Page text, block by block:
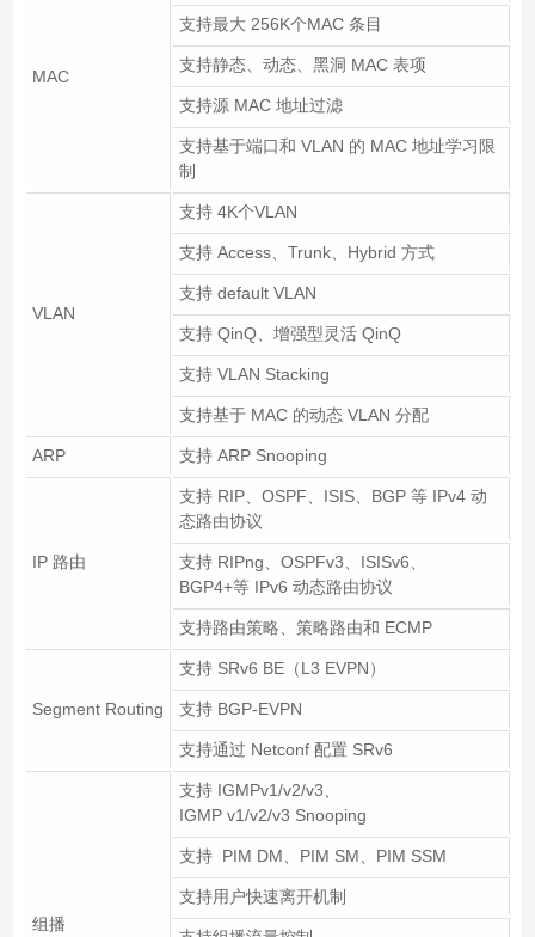
MAC
支持最大 256K个MAC 条目
支持静态、动态、黑洞 MAC 表项
支持源 MAC 地址过滤
支持基于端口和 VLAN 的 MAC 地址学习限
制
VLAN
支持 4K个VLAN
支持 Access、Trunk、Hybrid 方式
支持 default VLAN
支持 QinQ、增强型灵活 QinQ
支持 VLAN Stacking
支持基于 MAC 的动态 VLAN 分配
ARP 支持 ARP Snooping
IP 路由
支持 RIP、OSPF、ISIS、BGP 等 IPv4 动
态路由协议
支持 RIPng、OSPFv3、ISISv6、
BGP4+等 IPv6 动态路由协议
支持路由策略、策略路由和 ECMP
Segment Routing
支持 SRv6 BE（L3 EVPN）
支持 BGP-EVPN
支持通过 Netconf 配置 SRv6
组播
支持 IGMPv1/v2/v3、
IGMP v1/v2/v3 Snooping
支持 PIM DM、PIM SM、PIM SSM
支持用户快速离开机制